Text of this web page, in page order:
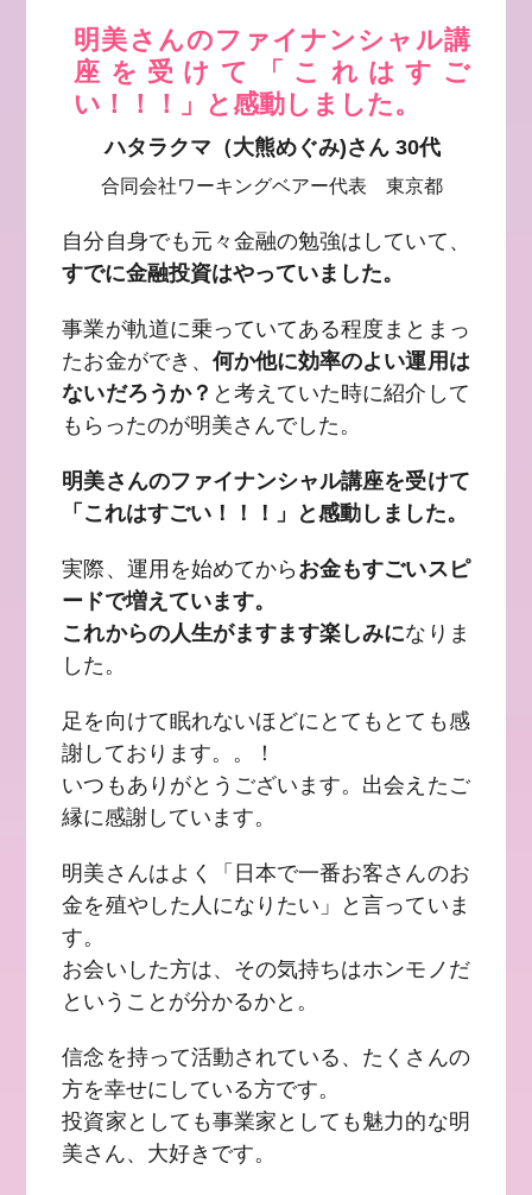
明美さんのファイナンシャル講
座を受けて「これはすご
い！！！」と感動しました。
ハタラクマ（大熊めぐみ)さん 30代
合同会社ワーキングベアー代表 東京都
自分自身でも元々金融の勉強はしていて、
すでに金融投資はやっていました。
事業が軌道に乗っていてある程度まとまっ
たお金ができ、 何か他に効率のよい運用は
ないだろうか？ と考えていた時に紹介して
もらったのが明美さんでした。
明美さんのファイナンシャル講座を受けて
「これはすごい！！！」と感動しました。
実際、運用を始めてから お金もすごいスピ
ードで増えています。
これからの人生がますます楽しみになりま
した。
足を向けて眠れないほどにとてもとても感
謝しております。。！
いつもありがとうございます。出会えたご
縁に感謝しています。
明美さんはよく「日本で一番お客さんのお
金を殖やした人になりたい」と言っていま
す。
お会いした方は、その気持ちはホンモノだ
ということが分かるかと。
信念を持って活動されている、たくさんの
方を幸せにしている方です。
投資家としても事業家としても魅力的な明
美さん、大好きです。